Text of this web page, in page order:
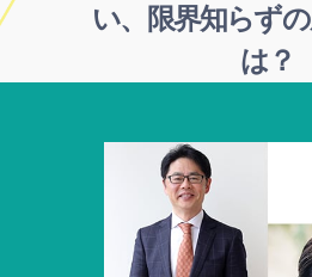
い、限界知らず
は？